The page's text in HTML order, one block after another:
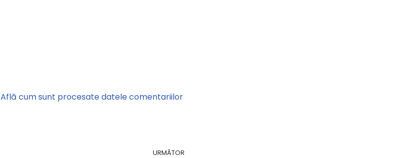
Află cum sunt procesate datele comentariilor
URMĂTOR